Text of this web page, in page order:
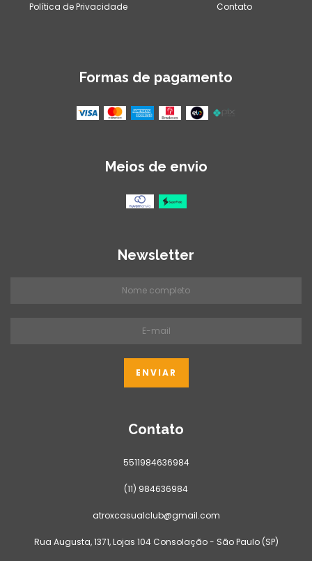
Política de Privacidade Contato
Formas de pagamento
Meios de envio
Newsletter
Contato
5511984636984
(11) 984636984
atroxcasualclub@gmail.com
Rua Augusta, 1371, Lojas 104 Consolação - São Paulo (SP)